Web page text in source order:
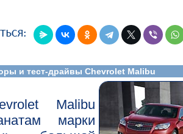
и тест-драйвы Chevrolet Malibu
Malibu
марки